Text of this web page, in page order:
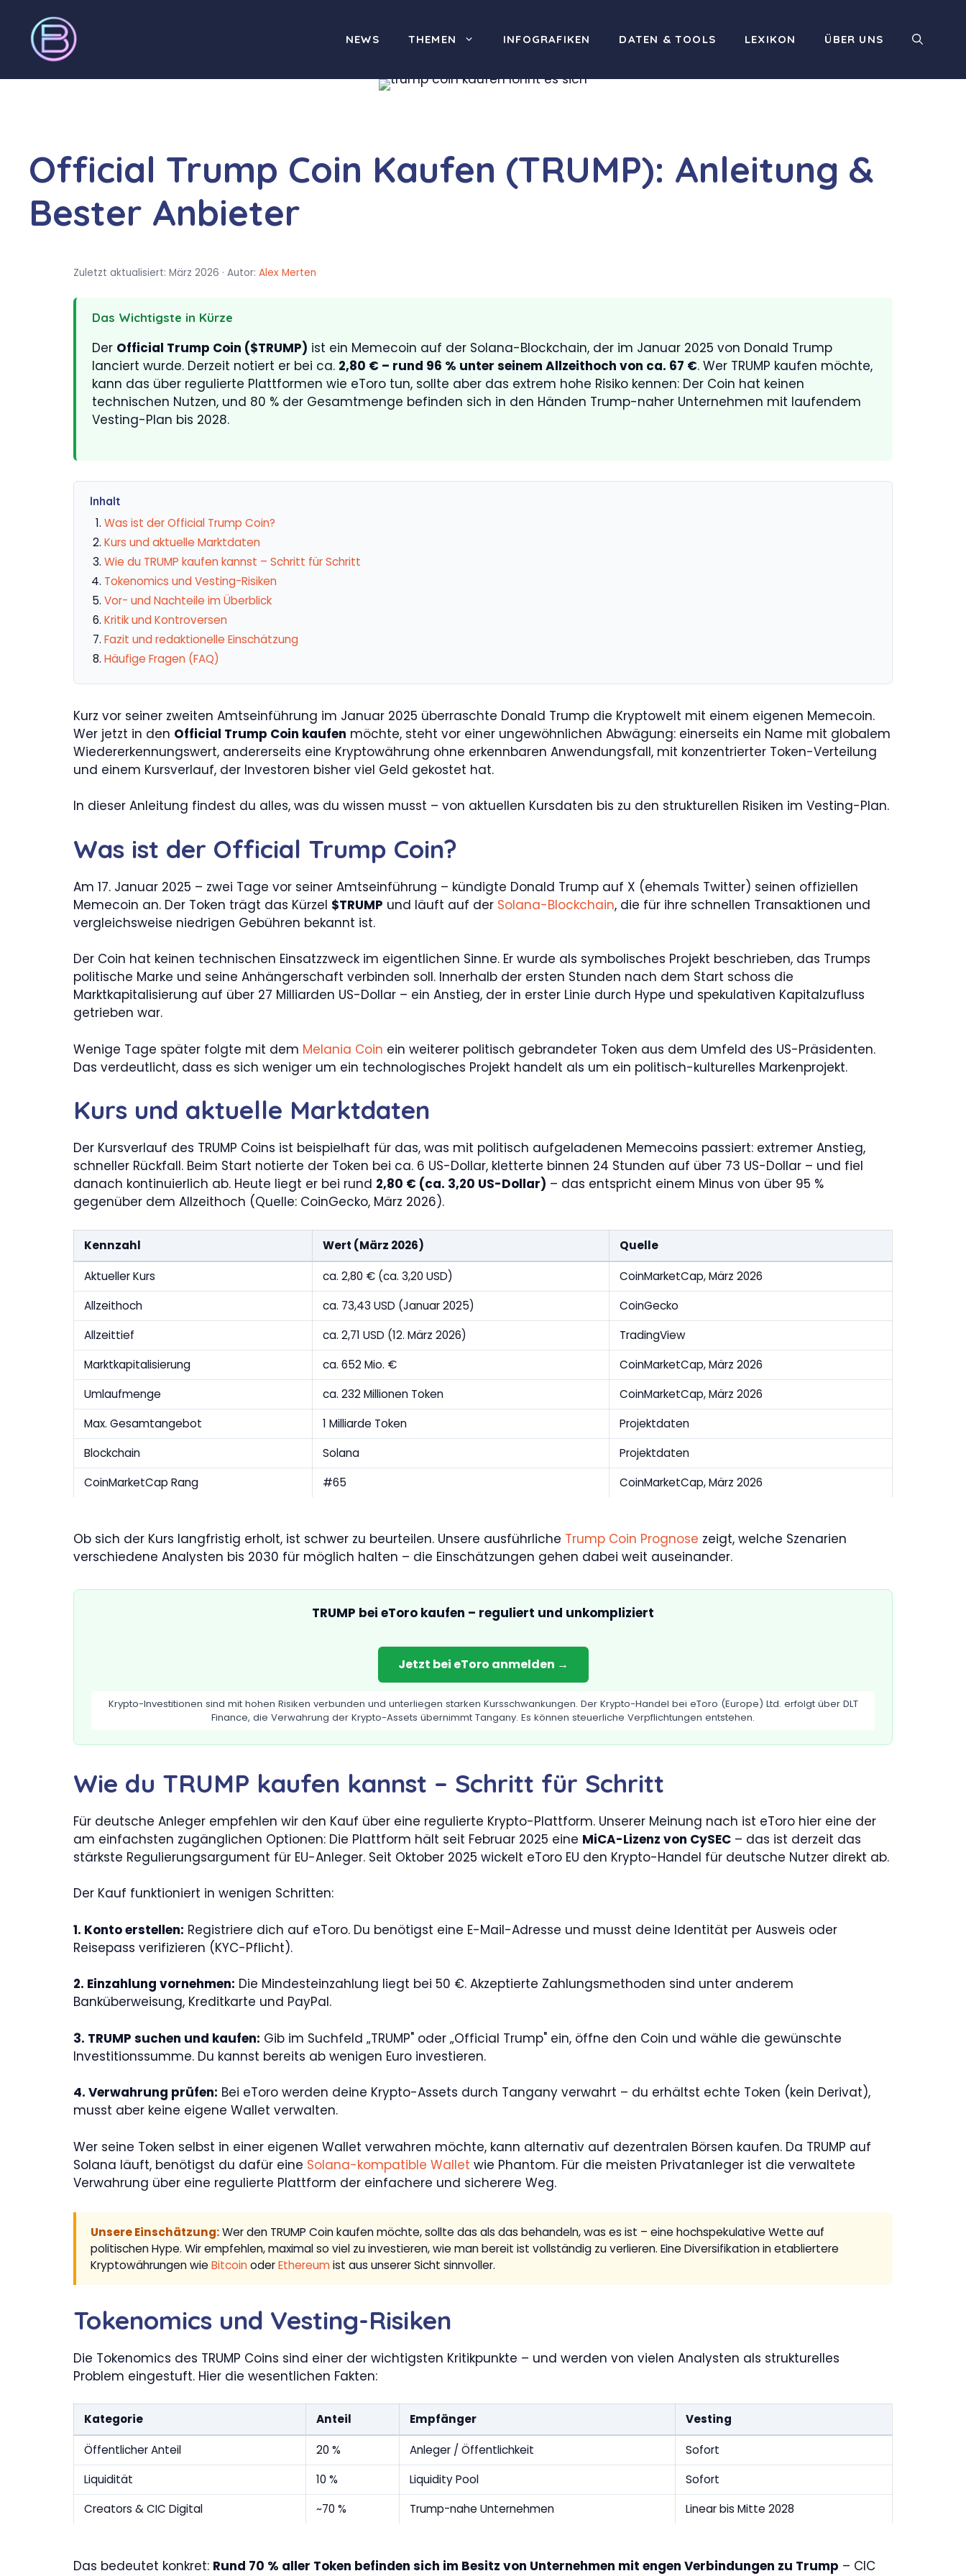
NEWS THEMEN INFOGRAFIKEN DATEN & TOOLS LEXIKON ÜBER UNS
Official Trump Coin Kaufen (TRUMP): Anleitung &
Bester Anbieter
Zuletzt aktualisiert: März 2026 · Autor: Alex Merten
Das Wichtigste in Kürze
Der Official Trump Coin ($TRUMP) ist ein Memecoin auf der Solana-Blockchain, der im Januar 2025 von Donald Trump
lanciert wurde. Derzeit notiert er bei ca. 2,80 € – rund 96 % unter seinem Allzeithoch von ca. 67 €. Wer TRUMP kaufen möchte,
kann das über regulierte Plattformen wie eToro tun, sollte aber das extrem hohe Risiko kennen: Der Coin hat keinen
technischen Nutzen, und 80 % der Gesamtmenge befinden sich in den Händen Trump-naher Unternehmen mit laufendem
Vesting-Plan bis 2028.
Inhalt
Was ist der Official Trump Coin?
Kurs und aktuelle Marktdaten
Wie du TRUMP kaufen kannst – Schritt für Schritt
Tokenomics und Vesting-Risiken
Vor- und Nachteile im Überblick
Kritik und Kontroversen
Fazit und redaktionelle Einschätzung
Häufige Fragen (FAQ)
Kurz vor seiner zweiten Amtseinführung im Januar 2025 überraschte Donald Trump die Kryptowelt mit einem eigenen Memecoin.
Wer jetzt in den Official Trump Coin kaufen möchte, steht vor einer ungewöhnlichen Abwägung: einerseits ein Name mit globalem
Wiedererkennungswert, andererseits eine Kryptowährung ohne erkennbaren Anwendungsfall, mit konzentrierter Token-Verteilung
und einem Kursverlauf, der Investoren bisher viel Geld gekostet hat.
In dieser Anleitung findest du alles, was du wissen musst – von aktuellen Kursdaten bis zu den strukturellen Risiken im Vesting-Plan.
Was ist der Official Trump Coin?
Am 17. Januar 2025 – zwei Tage vor seiner Amtseinführung – kündigte Donald Trump auf X (ehemals Twitter) seinen offiziellen
Memecoin an. Der Token trägt das Kürzel $TRUMP und läuft auf der Solana-Blockchain, die für ihre schnellen Transaktionen und
vergleichsweise niedrigen Gebühren bekannt ist.
Der Coin hat keinen technischen Einsatzzweck im eigentlichen Sinne. Er wurde als symbolisches Projekt beschrieben, das Trumps
politische Marke und seine Anhängerschaft verbinden soll. Innerhalb der ersten Stunden nach dem Start schoss die
Marktkapitalisierung auf über 27 Milliarden US-Dollar – ein Anstieg, der in erster Linie durch Hype und spekulativen Kapitalzufluss
getrieben war.
Wenige Tage später folgte mit dem Melania Coin ein weiterer politisch gebrandeter Token aus dem Umfeld des US-Präsidenten.
Das verdeutlicht, dass es sich weniger um ein technologisches Projekt handelt als um ein politisch-kulturelles Markenprojekt.
Kurs und aktuelle Marktdaten
Der Kursverlauf des TRUMP Coins ist beispielhaft für das, was mit politisch aufgeladenen Memecoins passiert: extremer Anstieg,
schneller Rückfall. Beim Start notierte der Token bei ca. 6 US-Dollar, kletterte binnen 24 Stunden auf über 73 US-Dollar – und fiel
danach kontinuierlich ab. Heute liegt er bei rund 2,80 € (ca. 3,20 US-Dollar) – das entspricht einem Minus von über 95 %
gegenüber dem Allzeithoch (Quelle: CoinGecko, März 2026).
Kennzahl Wert (März 2026) Quelle
Aktueller Kurs ca. 2,80 € (ca. 3,20 USD)
CoinMarketCap, März 2026
Allzeithoch
ca. 73,43 USD (Januar 2025)
CoinGecko
Allzeittief
ca. 2,71 USD (12. März 2026)
TradingView
Marktkapitalisierung
ca. 652 Mio. €
CoinMarketCap, März 2026
Umlaufmenge
ca. 232 Millionen Token
CoinMarketCap, März 2026
Max. Gesamtangebot
1 Milliarde Token
Projektdaten
Blockchain
Solana
Projektdaten
CoinMarketCap Rang
#65 CoinMarketCap, März 2026
Ob sich der Kurs langfristig erholt, ist schwer zu beurteilen. Unsere ausführliche Trump Coin Prognose zeigt, welche Szenarien
verschiedene Analysten bis 2030 für möglich halten – die Einschätzungen gehen dabei weit auseinander.
TRUMP bei eToro kaufen – reguliert und unkompliziert
Jetzt bei eToro anmelden →
Krypto-Investitionen sind mit hohen Risiken verbunden und unterliegen starken Kursschwankungen. Der Krypto-Handel bei eToro (Europe) Ltd. erfolgt über DLT
Finance, die Verwahrung der Krypto-Assets übernimmt Tangany. Es können steuerliche Verpflichtungen entstehen.
Wie du TRUMP kaufen kannst – Schritt für Schritt
Für deutsche Anleger empfehlen wir den Kauf über eine regulierte Krypto-Plattform. Unserer Meinung nach ist eToro hier eine der
am einfachsten zugänglichen Optionen: Die Plattform hält seit Februar 2025 eine MiCA-Lizenz von CySEC – das ist derzeit das
stärkste Regulierungsargument für EU-Anleger. Seit Oktober 2025 wickelt eToro EU den Krypto-Handel für deutsche Nutzer direkt ab.
Der Kauf funktioniert in wenigen Schritten:
1. Konto erstellen: Registriere dich auf eToro. Du benötigst eine E-Mail-Adresse und musst deine Identität per Ausweis oder
Reisepass verifizieren (KYC-Pflicht).
2. Einzahlung vornehmen: Die Mindesteinzahlung liegt bei 50 €. Akzeptierte Zahlungsmethoden sind unter anderem
Banküberweisung, Kreditkarte und PayPal.
3. TRUMP suchen und kaufen: Gib im Suchfeld „TRUMP" oder „Official Trump" ein, öffne den Coin und wähle die gewünschte
Investitionssumme. Du kannst bereits ab wenigen Euro investieren.
4. Verwahrung prüfen: Bei eToro werden deine Krypto-Assets durch Tangany verwahrt – du erhältst echte Token (kein Derivat),
musst aber keine eigene Wallet verwalten.
Wer seine Token selbst in einer eigenen Wallet verwahren möchte, kann alternativ auf dezentralen Börsen kaufen. Da TRUMP auf
Solana läuft, benötigst du dafür eine Solana-kompatible Wallet wie Phantom. Für die meisten Privatanleger ist die verwaltete
Verwahrung über eine regulierte Plattform der einfachere und sicherere Weg.
Unsere Einschätzung:Wer den TRUMP Coin kaufen möchte, sollte das als das behandeln, was es ist – eine hochspekulative Wette auf
politischen Hype. Wir empfehlen, maximal so viel zu investieren, wie man bereit ist vollständig zu verlieren. Eine Diversifikation in etabliertere
Kryptowährungen wieBitcoinoderEthereumist aus unserer Sicht sinnvoller.
Tokenomics und Vesting-Risiken
Die Tokenomics des TRUMP Coins sind einer der wichtigsten Kritikpunkte – und werden von vielen Analysten als strukturelles
Problem eingestuft. Hier die wesentlichen Fakten:
Kategorie Anteil Empfänger Vesting
Öffentlicher Anteil 20 % Anleger / Öffentlichkeit
Sofort
Liquidität
10 % Liquidity Pool
Sofort
Creators & CIC Digital
~70 % Trump-nahe Unternehmen Linear bis Mitte 2028
Das bedeutet konkret: Rund 70 % aller Token befinden sich im Besitz von Unternehmen mit engen Verbindungen zu Trump – CIC